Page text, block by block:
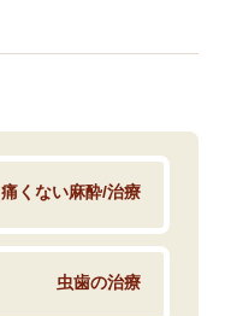
痛くない麻酔/治療
虫歯の治療